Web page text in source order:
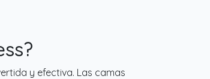
y efectiva. Las camas